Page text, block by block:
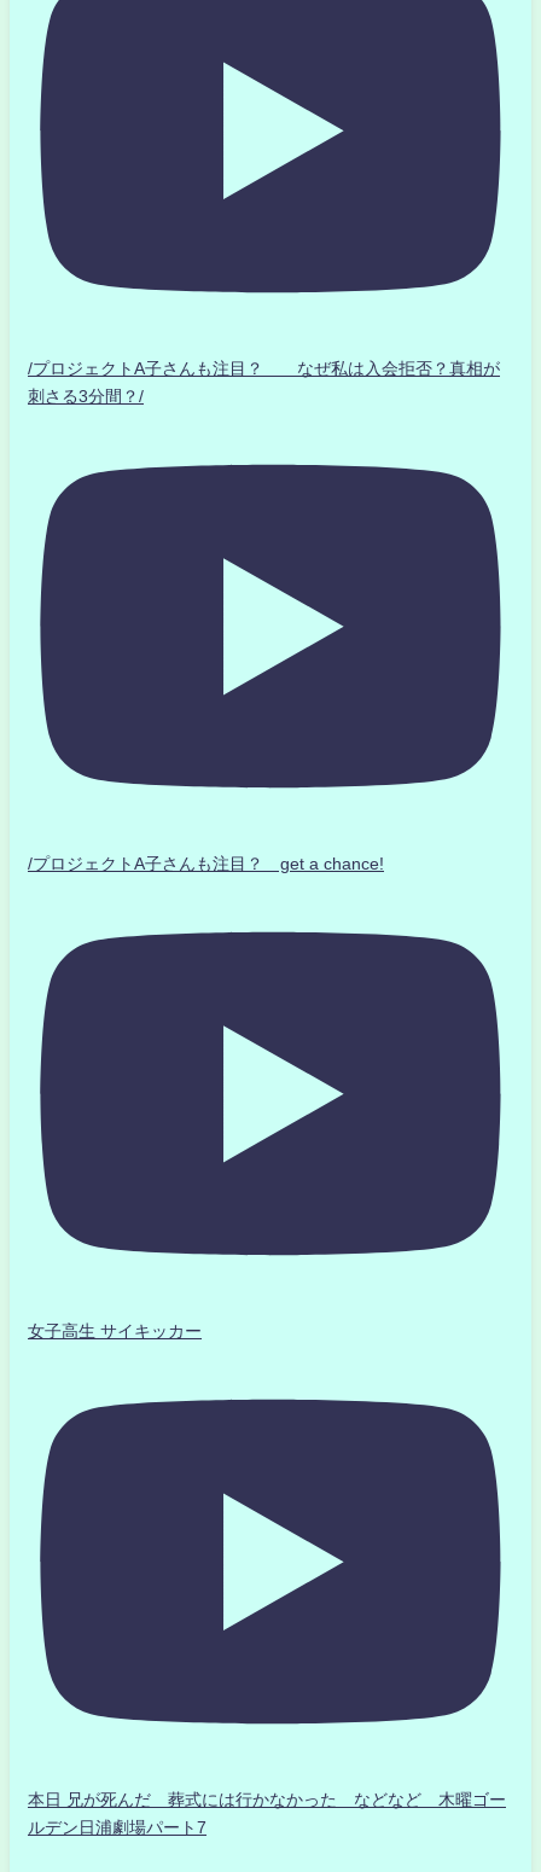
/プロジェクトA子さんも注目？ なぜ私は入会拒否？真相が
刺さる3分間？/
/プロジェクトA子さんも注目？ get a chance!
女子高生 サイキッカー
本日 兄が死んだ 葬式には行かなかった などなど 木曜ゴー
ルデン日浦劇場パート7